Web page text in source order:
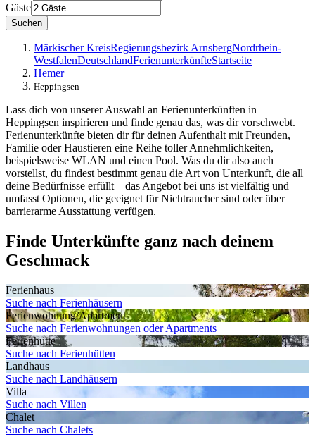
Gäste
Suchen
Märkischer KreisRegierungsbezirk ArnsbergNordrhein-
WestfalenDeutschlandFerienunterkünfteStartseite
Hemer
Heppingsen
Lass dich von unserer Auswahl an Ferienunterkünften in
Heppingsen inspirieren und finde genau das, was dir vorschwebt.
Ferienunterkünfte bieten dir für deinen Aufenthalt mit Freunden,
Familie oder Haustieren eine Reihe toller Annehmlichkeiten,
beispielsweise WLAN und einen Pool. Was du dir also auch
vorstellst, du findest bestimmt genau die Art von Unterkunft, die all
deine Bedürfnisse erfüllt – das Angebot bei uns ist vielfältig und
umfasst Optionen, die geeignet für Nichtraucher sind oder über
barrierarme Ausstattung verfügen.
Finde Unterkünfte ganz nach deinem
Geschmack
Ferienhaus
Suche nach Ferienhäusern
Ferienwohnung/Apartment
Suche nach Ferienwohnungen oder Apartments
Ferienhütte
Suche nach Ferienhütten
Landhaus
Suche nach Landhäusern
Villa
Suche nach Villen
Chalet
Suche nach Chalets